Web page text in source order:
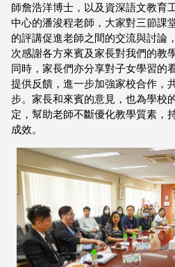
師詹浩洋博士，以及資深語文教育
中心的潘浚程老師，大家對三節課
的評講促進老師之間的交流與討論
次感謝各方來賓及家長對我們的教
同時，家長們亦分享對子女學習的
提供反饋，進一步加強家校合作，
步。家長和來賓的意見，也為學校
定，幫助老師不斷優化教學質素，
成效。